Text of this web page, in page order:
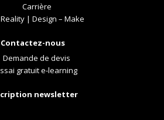
Carrière
| Design – Make
Contactez-nous
Demande de devis
gratuit e-learning
newsletter